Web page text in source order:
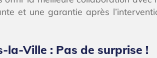
et une garantie après
Ville : Pas de surprise !